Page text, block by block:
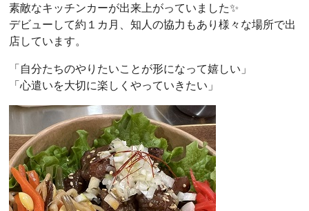
素敵なキッチンカーが出来上がっていました✨
デビューして約１カ月、知人の協力もあり様々な場所で出
店しています。
「自分たちのやりたいことが形になって嬉しい」
「心遣いを大切に楽しくやっていきたい」